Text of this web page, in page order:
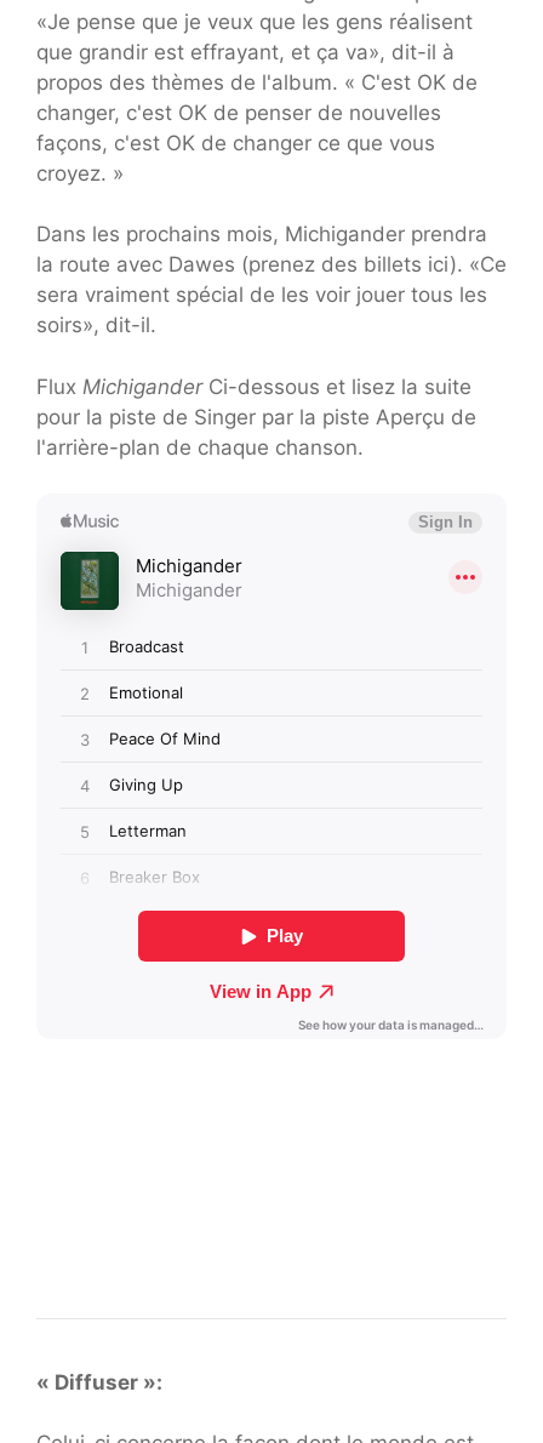
«Je pense que je veux que les gens réalisent
que grandir est effrayant, et ça va», dit-il à
propos des thèmes de l'album. « C'est OK de
changer, c'est OK de penser de nouvelles
façons, c'est OK de changer ce que vous
croyez. »
Dans les prochains mois, Michigander prendra
la route avec Dawes (prenez des billets ici). «Ce
sera vraiment spécial de les voir jouer tous les
soirs», dit-il.
Flux MichiganderCi-dessous et lisez la suite
pour la piste de Singer par la piste Aperçu de
l'arrière-plan de chaque chanson.
« Diffuser »: